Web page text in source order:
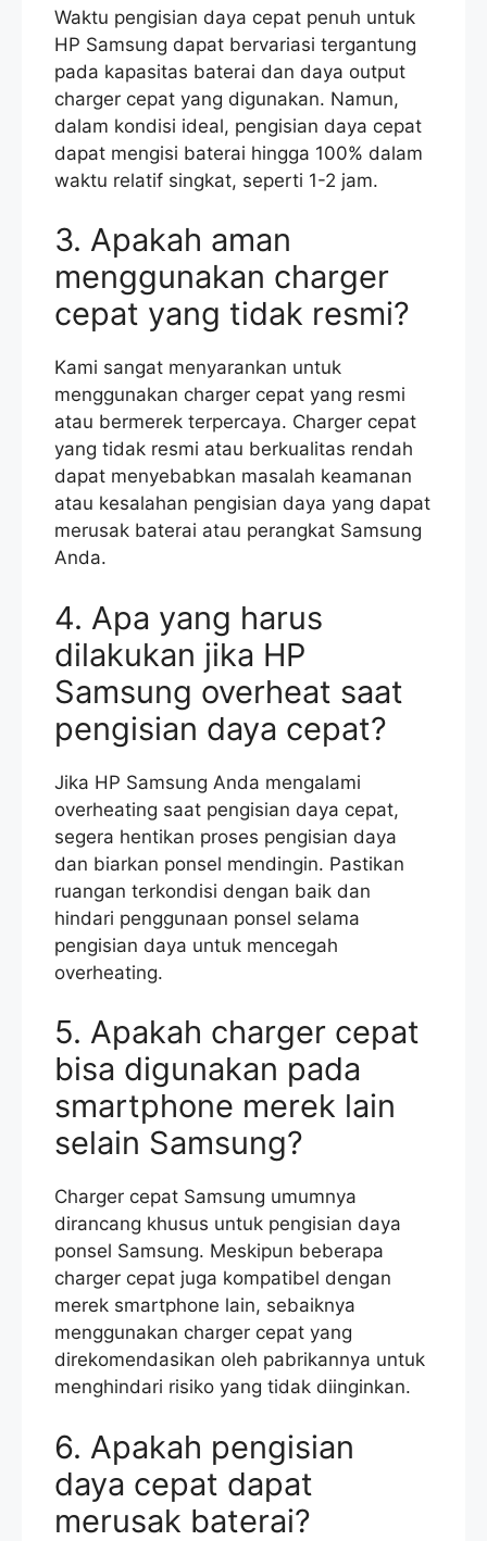
Waktu pengisian daya cepat penuh untuk
HP Samsung dapat bervariasi tergantung
pada kapasitas baterai dan daya output
charger cepat yang digunakan. Namun,
dalam kondisi ideal, pengisian daya cepat
dapat mengisi baterai hingga 100% dalam
waktu relatif singkat, seperti 1-2 jam.
3. Apakah aman
menggunakan charger
cepat yang tidak resmi?
Kami sangat menyarankan untuk
menggunakan charger cepat yang resmi
atau bermerek terpercaya. Charger cepat
yang tidak resmi atau berkualitas rendah
dapat menyebabkan masalah keamanan
atau kesalahan pengisian daya yang dapat
merusak baterai atau perangkat Samsung
Anda.
4. Apa yang harus
dilakukan jika HP
Samsung overheat saat
pengisian daya cepat?
Jika HP Samsung Anda mengalami
overheating saat pengisian daya cepat,
segera hentikan proses pengisian daya
dan biarkan ponsel mendingin. Pastikan
ruangan terkondisi dengan baik dan
hindari penggunaan ponsel selama
pengisian daya untuk mencegah
overheating.
5. Apakah charger cepat
bisa digunakan pada
smartphone merek lain
selain Samsung?
Charger cepat Samsung umumnya
dirancang khusus untuk pengisian daya
ponsel Samsung. Meskipun beberapa
charger cepat juga kompatibel dengan
merek smartphone lain, sebaiknya
menggunakan charger cepat yang
direkomendasikan oleh pabrikannya untuk
menghindari risiko yang tidak diinginkan.
6. Apakah pengisian
daya cepat dapat
merusak baterai?